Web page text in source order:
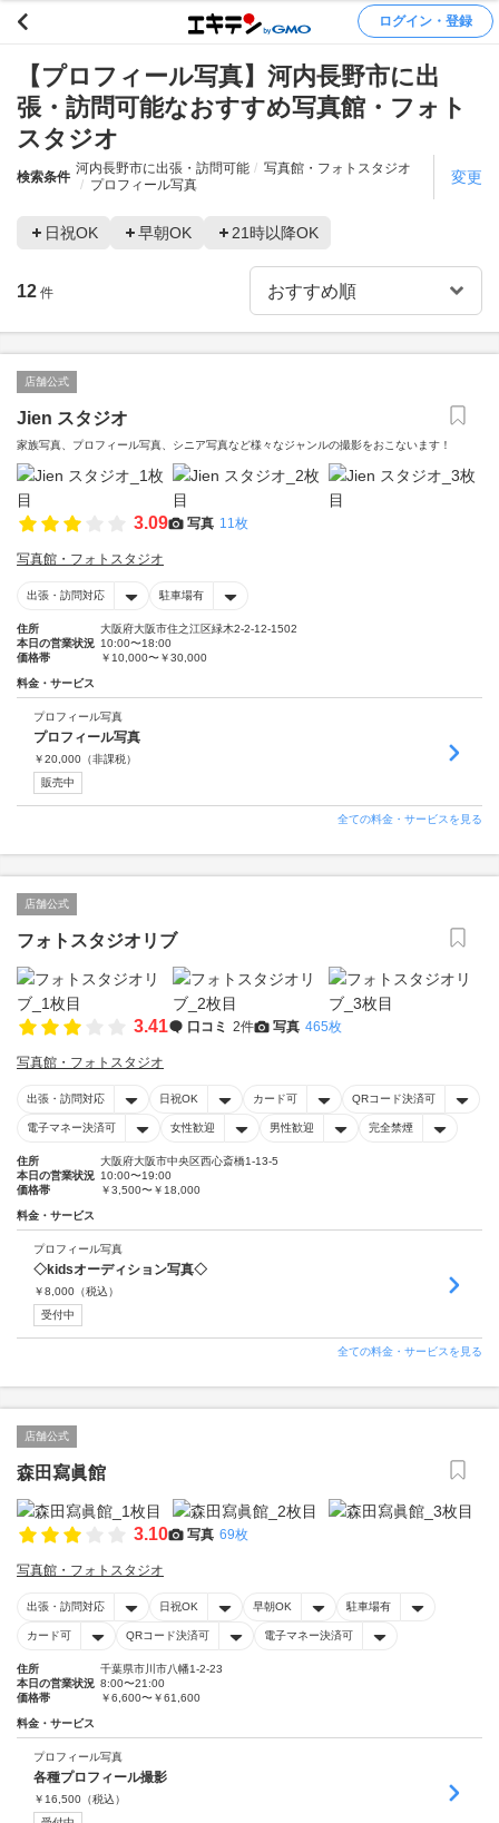
ログイン・登録
【プロフィール写真】河内長野市に出
張・訪問可能なおすすめ写真館・フォト
スタジオ
検索条件
河内長野市に出張・訪問可能
写真館・フォトスタジオ
プロフィール写真
変更
日祝OK 早朝OK 21時以降OK
12 件
店舗公式
Jien スタジオ
家族写真、プロフィール写真、シニア写真など様々なジャンルの撮影をおこないます！
3.09 写真 11枚
写真館・フォトスタジオ
出張・訪問対応 駐車場有
住所
大阪府大阪市住之江区緑木2-2-12-1502
本日の営業状況 10:00〜18:00
価格帯
￥10,000〜￥30,000
料金・サービス
プロフィール写真
プロフィール写真
￥20,000 （非課税）
販売中
全ての料金・サービスを見る
店舗公式
フォトスタジオリブ
3.41 口コミ 2件 写真 465枚
写真館・フォトスタジオ
出張・訪問対応 日祝OK カード可 QRコード決済可
電子マネー決済可 女性歓迎 男性歓迎 完全禁煙
住所
大阪府大阪市中央区西心斎橋1-13-5
本日の営業状況 10:00〜19:00
価格帯
￥3,500〜￥18,000
料金・サービス
プロフィール写真
◇kidsオーディション写真◇
￥8,000 （税込）
受付中
全ての料金・サービスを見る
店舗公式
森田寫眞館
3.10 写真 69枚
写真館・フォトスタジオ
出張・訪問対応 日祝OK 早朝OK 駐車場有
カード可 QRコード決済可 電子マネー決済可
住所
千葉県市川市八幡1-2-23
本日の営業状況 8:00〜21:00
価格帯
￥6,600〜￥61,600
料金・サービス
プロフィール写真
各種プロフィール撮影
￥ 16,500 （税込）